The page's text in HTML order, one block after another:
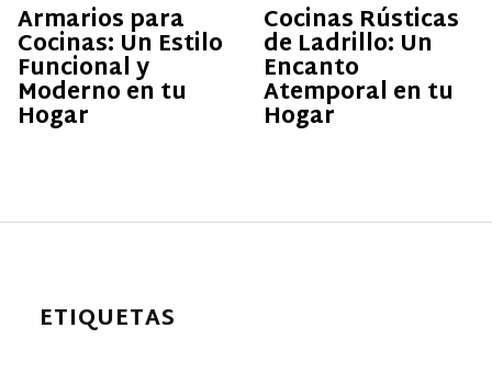
Armarios para
Cocinas: Un Estilo
Funcional y
Moderno en tu
Hogar
Cocinas Rústicas
de Ladrillo: Un
Encanto
Atemporal en tu
Hogar
ETIQUETAS